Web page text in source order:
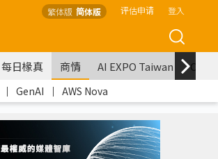
繁体版 简体版 评估申请 登入
每日椽真 商情 AI EXPO Taiwan
｜ GenAI ｜ AWS Nova